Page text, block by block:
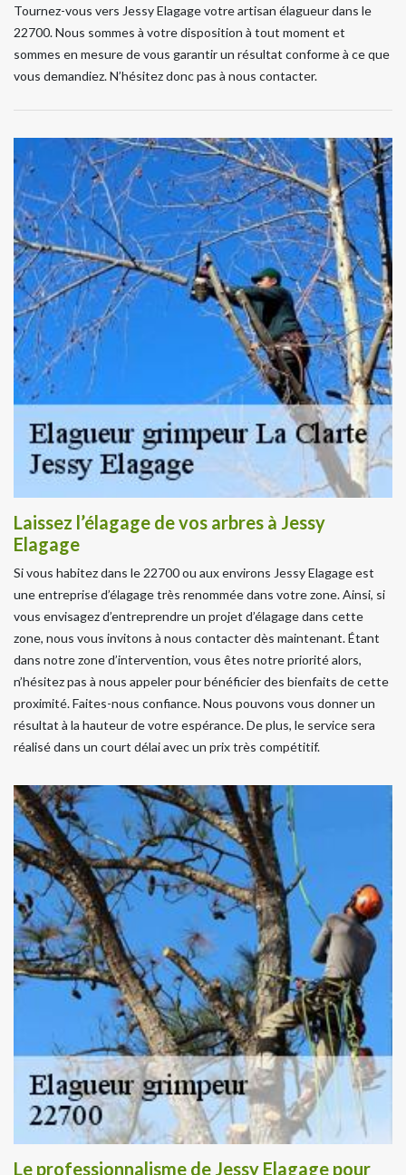
Tournez-vous vers Jessy Elagage votre artisan élagueur dans le
22700. Nous sommes à votre disposition à tout moment et
sommes en mesure de vous garantir un résultat conforme à ce que
vous demandiez. N’hésitez donc pas à nous contacter.
Laissez l’élagage de vos arbres à Jessy
Elagage
Si vous habitez dans le 22700 ou aux environs Jessy Elagage est
une entreprise d’élagage très renommée dans votre zone. Ainsi, si
vous envisagez d’entreprendre un projet d’élagage dans cette
zone, nous vous invitons à nous contacter dès maintenant. Étant
dans notre zone d’intervention, vous êtes notre priorité alors,
n’hésitez pas à nous appeler pour bénéficier des bienfaits de cette
proximité. Faites-nous confiance. Nous pouvons vous donner un
résultat à la hauteur de votre espérance. De plus, le service sera
réalisé dans un court délai avec un prix très compétitif.
Le professionnalisme de Jessy Elagage pour